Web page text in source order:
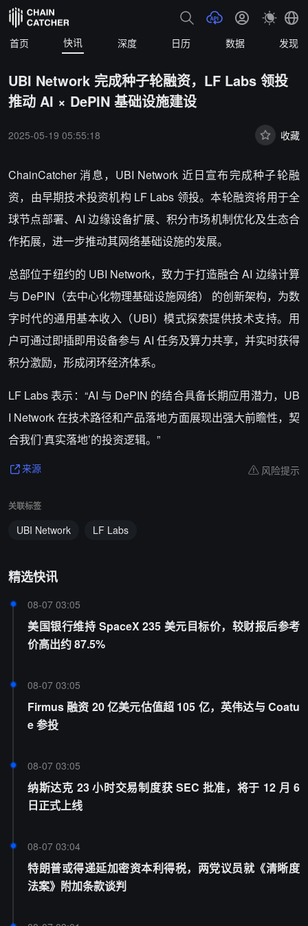
首页 快讯 深度 日历 数据 发现
UBI Network 完成种子轮融资，LF Labs 领投
推动 AI × DePIN 基础设施建设
2025-05-19 05:55:18 收藏
ChainCatcher 消息，UBI Network 近日宣布完成种子轮融
资，由早期技术投资机构 LF Labs 领投。本轮融资将用于全
球节点部署、AI 边缘设备扩展、积分市场机制优化及生态合
作拓展，进一步推动其网络基础设施的发展。
总部位于纽约的 UBI Network，致力于打造融合 AI 边缘计算
与 DePIN（去中心化物理基础设施网络） 的创新架构，为数
字时代的通用基本收入（UBI）模式探索提供技术支持。用
户可通过即插即用设备参与 AI 任务及算力共享，并实时获得
积分激励，形成闭环经济体系。
LF Labs 表示：“AI 与 DePIN 的结合具备长期应用潜力，UB
I Network 在技术路径和产品落地方面展现出强大前瞻性，契
合我们‘真实落地’的投资逻辑。”
来源 风险提示
关联标签
UBI Network LF Labs
精选快讯
08-07 03:05
美国银行维持 SpaceX 235 美元目标价，较财报后参考
价高出约 87.5%
08-07 03:05
Firmus 融资 20 亿美元估值超 105 亿，英伟达与 Coatu
e 参投
08-07 03:05
纳斯达克 23 小时交易制度获 SEC 批准，将于 12 月 6
日正式上线
08-07 03:04
特朗普或得递延加密资本利得税，两党议员就《清晰度
法案》附加条款谈判